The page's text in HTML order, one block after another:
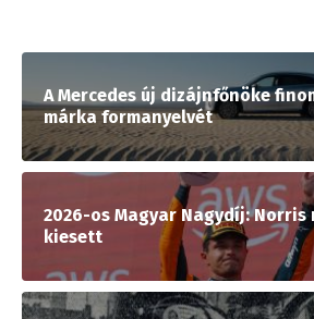
A Mercedes új dizájnfőnöke
márka formanyelvét
2026-os Magyar Nagydíj:
kiesett